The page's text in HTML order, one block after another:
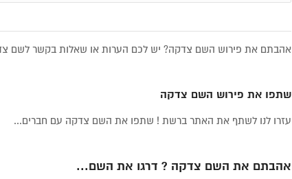
אהבתם את פירוש השם צדקה? יש לכם הערות או שאלות בקשר לשם
שתפו את פירוש השם צדקה
עזרו לנו לשתף את האתר ברשת ! שתפו את השם צדקה עם חברים...
אהבתם את השם צדקה ? דרגו את השם...